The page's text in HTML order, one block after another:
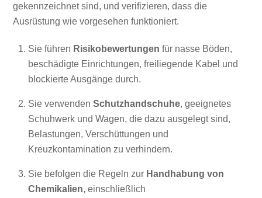
gekennzeichnet sind, und verifizieren, dass die
Ausrüstung wie vorgesehen funktioniert.
Sie führen Risikobewertungen für nasse Böden,
beschädigte Einrichtungen, freiliegende Kabel und
blockierte Ausgänge durch.
Sie verwenden Schutzhandschuhe, geeignetes
Schuhwerk und Wagen, die dazu ausgelegt sind,
Belastungen, Verschüttungen und
Kreuzkontamination zu verhindern.
Sie befolgen die Regeln zur Handhabung von
Chemikalien, einschließlich